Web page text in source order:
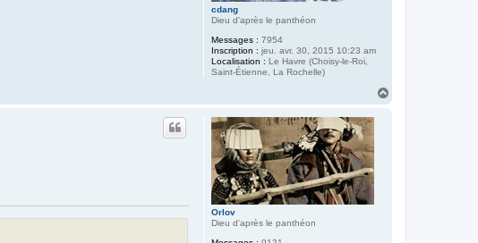
cdang
Dieu d'après le panthéon
Messages : 7954
Inscription : jeu. avr. 30, 2015 10:23 am
Localisation : Le Havre (Choisy-le-Roi,
Saint-Étienne, La Rochelle)
Orlov
Dieu d'après le panthéon